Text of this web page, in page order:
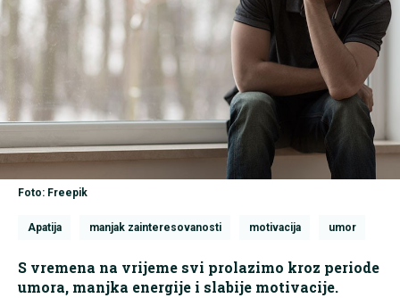
Foto: Freepik
Apatija manjak zainteresovanosti motivacija umor
S vremena na vrijeme svi prolazimo kroz periode
umora, manjka energije i slabije motivacije.